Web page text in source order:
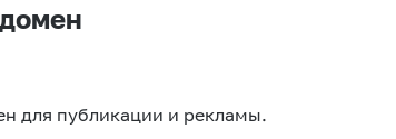
для публикации и рекламы.